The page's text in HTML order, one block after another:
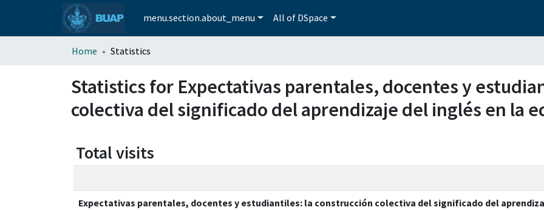
menu.section.about_menu All of DSpace
Home Statistics
Statistics for Expectativas parentales, docentes y
colectiva del significado del aprendizaje del inglés en la
Total visits
Expectativas parentales, docentes y estudiantiles: la construcción colectiva del significado del